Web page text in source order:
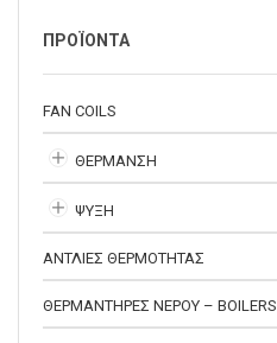
ΠΡΟΪΟΝΤΑ
FAN COILS
ΘΕΡΜΑΝΣΗ
ΨΥΞΗ
ΑΝΤΛΙΕΣ ΘΕΡΜΟΤΗΤΑΣ
ΘΕΡΜΑΝΤΗΡΕΣ ΝΕΡΟΥ – BOILERS